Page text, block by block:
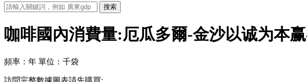
咖啡國內消費量:厄瓜多爾-金沙以诚为本
頻率：年 單位：千袋
訪問完整數據圖表請先購買: